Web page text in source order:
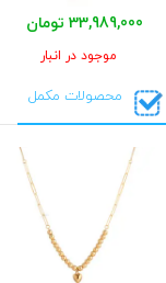
33,989,000 تومان
موجود در انبار
محصولات مکمل